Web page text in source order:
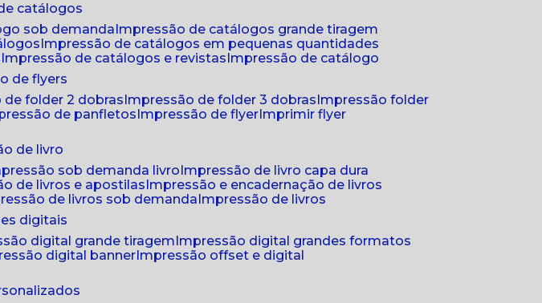
catálogos
sob demanda impressão de catálogos grande tiragem
impressão de catálogos em pequenas quantidades
impressão de catálogos e revistas impressão de catálogo
de flyers
de folder 2 dobras impressão de folder 3 dobras impressão folder
de panfletos impressão de flyer imprimir flyer
de livro
sob demanda livro impressão de livro capa dura
de livros e apostilas impressão e encadernação de livros
de livros sob demanda impressão de livros
digitais
digital grande tiragem impressão digital grandes formatos
digital banner impressão offset e digital